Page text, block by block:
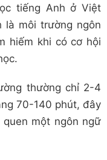
tiếng Anh ở Việt
là môi trường ngôn
hiếm khi có cơ hội
thường chỉ 2-4
70-140 phút, đây
một ngôn ngữ